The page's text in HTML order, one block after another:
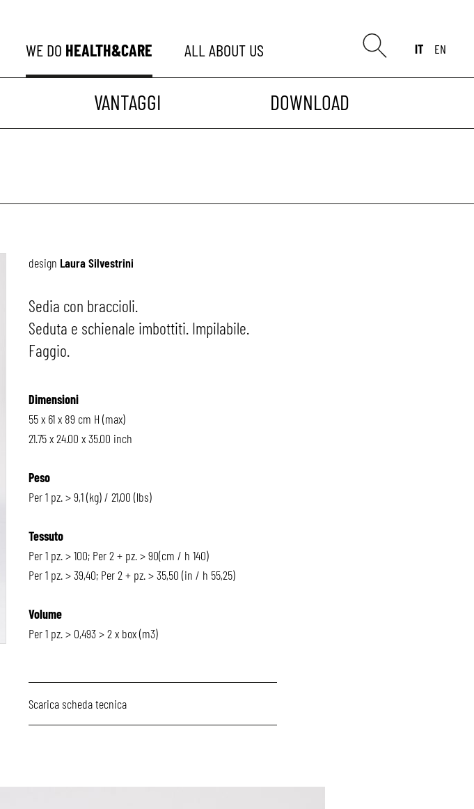
WE DO HEALTH&CARE ALLABOUT US IT EN
VANTAGGI DOWNLOAD
design Laura Silvestrini
Sedia con braccioli.
Seduta e schienale imbottiti. Impilabile.
Faggio.
Dimensioni
55 x 61 x 89 cm H (max)
21.75 x 24.00 x 35.00 inch
Peso
Per 1 pz. > 9,1 (kg) / 21,00 (lbs)
Tessuto
Per 1 pz. > 100; Per 2 + pz. > 90(cm / h 140)
Per 1 pz. > 39,40; Per 2 + pz. > 35,50 (in / h 55,25)
Volume
Per 1 pz. > 0,493 > 2 x box (m3)
Scarica scheda tecnica